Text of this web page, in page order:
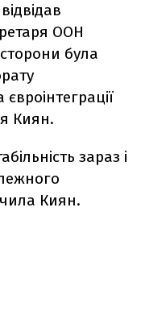
ООН
була
Киян.
зараз і
Киян.